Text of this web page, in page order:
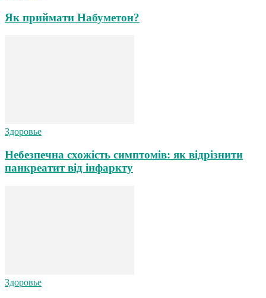
Як приймати Набуметон?
Здоровье
Небезпечна схожість симптомів: як відрізнити
панкреатит від інфаркту
Здоровье